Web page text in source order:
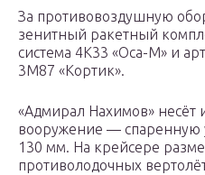
За противовоздушную
зенитный ракетный
система 4К33 «Оса-М» и
3М87 «Кортик».
«Адмирал Нахимов» несёт
вооружение — спаренную
130 мм. На крейсере
противолодочных